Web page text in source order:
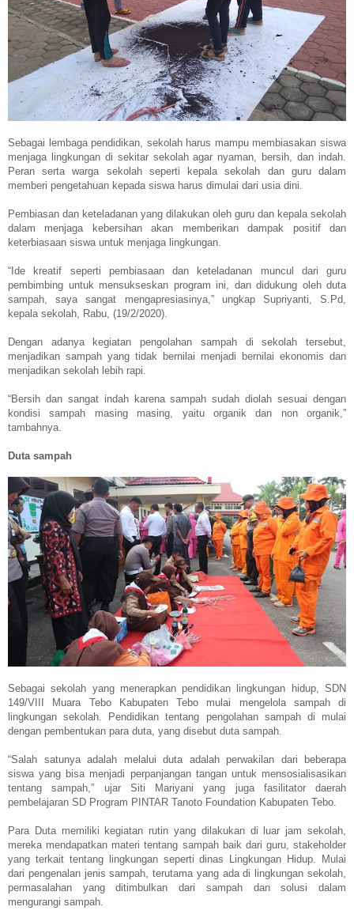
Sebagai lembaga pendidikan, sekolah harus mampu membiasakan siswa
menjaga lingkungan di sekitar sekolah agar nyaman, bersih, dan indah.
Peran serta warga sekolah seperti kepala sekolah dan guru dalam
memberi pengetahuan kepada siswa harus dimulai dari usia dini.
Pembiasan dan keteladanan yang dilakukan oleh guru dan kepala sekolah
dalam menjaga kebersihan akan memberikan dampak positif dan
keterbiasaan siswa untuk menjaga lingkungan.
“Ide kreatif seperti pembiasaan dan keteladanan muncul dari guru
pembimbing untuk mensukseskan program ini, dan didukung oleh duta
sampah, saya sangat mengapresiasinya,” ungkap Supriyanti, S.Pd,
kepala sekolah, Rabu, (19/2/2020).
Dengan adanya kegiatan pengolahan sampah di sekolah tersebut,
menjadikan sampah yang tidak bernilai menjadi bernilai ekonomis dan
menjadikan sekolah lebih rapi.
“Bersih dan sangat indah karena sampah sudah diolah sesuai dengan
kondisi sampah masing masing, yaitu organik dan non organik,”
tambahnya.
Duta sampah
Sebagai sekolah yang menerapkan pendidikan lingkungan hidup, SDN
149/VIII Muara Tebo Kabupaten Tebo mulai mengelola sampah di
lingkungan sekolah. Pendidikan tentang pengolahan sampah di mulai
dengan pembentukan para duta, yang disebut duta sampah.
“Salah satunya adalah melalui duta adalah perwakilan dari beberapa
siswa yang bisa menjadi perpanjangan tangan untuk mensosialisasikan
tentang sampah,” ujar Siti Mariyani yang juga fasilitator daerah
pembelajaran SD Program PINTAR Tanoto Foundation Kabupaten Tebo.
Para Duta memiliki kegiatan rutin yang dilakukan di luar jam sekolah,
mereka mendapatkan materi tentang sampah baik dari guru, stakeholder
yang terkait tentang lingkungan seperti dinas Lingkungan Hidup. Mulai
dari pengenalan jenis sampah, terutama yang ada di lingkungan sekolah,
permasalahan yang ditimbulkan dari sampah dan solusi dalam
mengurangi sampah.